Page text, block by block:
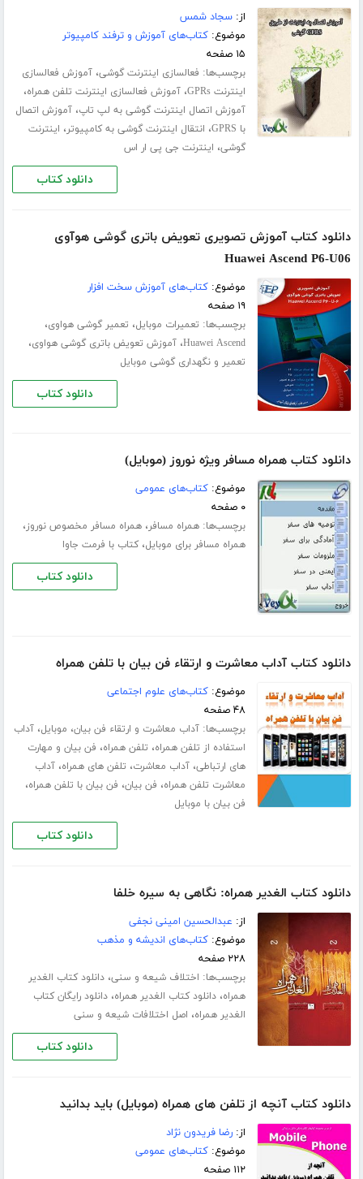
از:سجاد شمس
موضوع:کتاب‌های آموزش و ترفند کامپیوتر
۱۵ صفحه
برچسب‌ها: فعالسازی اینترنت گوشی،آموزش فعالسازی
اینترنت GPRs
،آموزش فعالسازی اینترنت تلفن همراه،
آموزش اتصال اینترنت گوشی به لپ تاپ،آموزش اتصال
با GPRS
، انتقال اینترنت گوشی به کامپیوتر، اینترنت
گوشی، اینترنت جی پی ار اس
دانلود کتاب
دانلود کتاب آموزش تصویری تعویض باتری گوشی هوآوی
Huawei Ascend P6-U06
موضوع:کتاب‌های آموزش سخت افزار
۱۹ صفحه
برچسب‌ها: تعمیرات موبایل، تعمیر گوشی هواوی،
Huawei Ascend،آموزش تعویض باتری گوشی هواوی،
تعمیر و نگهداری گوشی موبایل
دانلود کتاب
دانلود کتاب همراه مسافر ویژه نوروز (موبایل)
موضوع:کتاب‌های عمومی
۰ صفحه
برچسب‌ها:همراه مسافر،همراه مسافر مخصوص نوروز،
همراه مسافر برای موبایل،کتاب با فرمت جاوا
دانلود کتاب
دانلود کتاب آداب معاشرت و ارتقاء فن بیان با تلفن همراه
موضوع:کتاب‌های علوم اجتماعی
۴۸ صفحه
برچسب‌ها:آداب معاشرت و ارتقاء فن بیان، موبایل،آداب
استفاده از تلفن همراه، تلفن همراه، فن بیان و مهارت
های ارتباطی،آداب معاشرت، تلفن های همراه،آداب
معاشرت تلفن همراه، فن بیان، فن بیان با تلفن همراه،
فن بیان با موبایل
دانلود کتاب
دانلود کتاب الغدیر همراه: نگاهی به سیره خلفا
از: عبدالحسین امینی نجفی
موضوع:کتاب‌های اندیشه و مذهب
۲۲۸ صفحه
برچسب‌ها: اختلاف شیعه و سنی،دانلود کتاب الغدیر
همراه،دانلود کتاب الغدیر همراه،دانلود رایگان کتاب
الغدیر همراه، اصل اختلافات شیعه و سنی
دانلود کتاب
دانلود کتاب آنچه از تلفن های همراه (موبایل) باید بدانید
از:رضا فریدون نژاد
موضوع:کتاب‌های عمومی
۱۱۲ صفحه